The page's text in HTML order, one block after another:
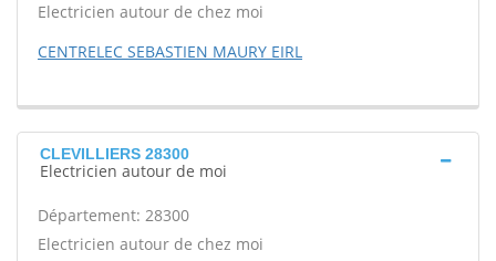
Electricien autour de chez moi
CENTRELEC SEBASTIEN MAURY EIRL
CLEVILLIERS 28300
Electricien autour de moi
Département: 28300
Electricien autour de chez moi